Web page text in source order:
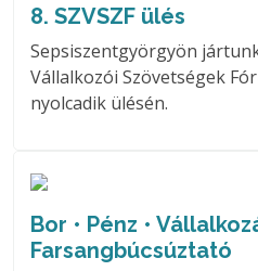
8. SZVSZF ülés
Sepsiszentgyörgyön
Vállalkozói Szövetségek
nyolcadik ülésén.
Bor • Pénz •
Farsangbúcsúztató